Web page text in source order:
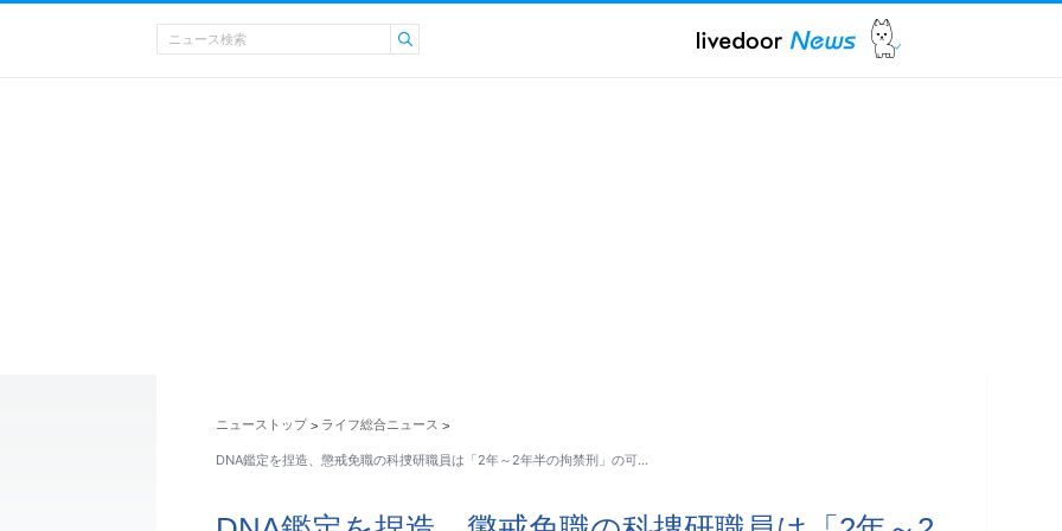
ニューストップ > ライフ総合ニュース >
DNA鑑定を捏造、懲戒免職の科捜研職員は「2年～2年半の拘禁刑」の可…